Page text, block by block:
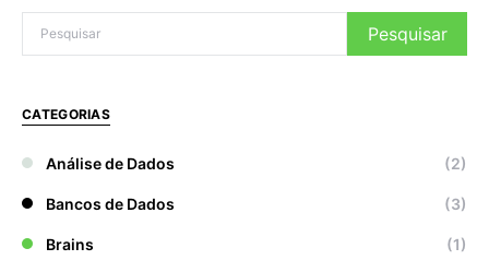
Pesquisar
CATEGORIAS
Análise de Dados (2)
Bancos de Dados (3)
Brains (1)